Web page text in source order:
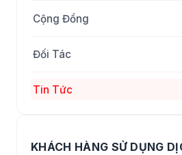
Cộng Đồng
Đối Tác
Tin Tức
KHÁCH HÀNG SỬ DỤNG